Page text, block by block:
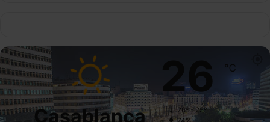
Casablanca
26 ℃
26º - 25º